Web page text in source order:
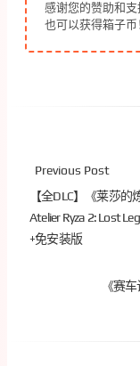
感谢您的赞助和
也可以获得箱子币
Previous Post
【全DLC】《莱莎
Atelier Ryza 2: Lost
+免安装版
《赛